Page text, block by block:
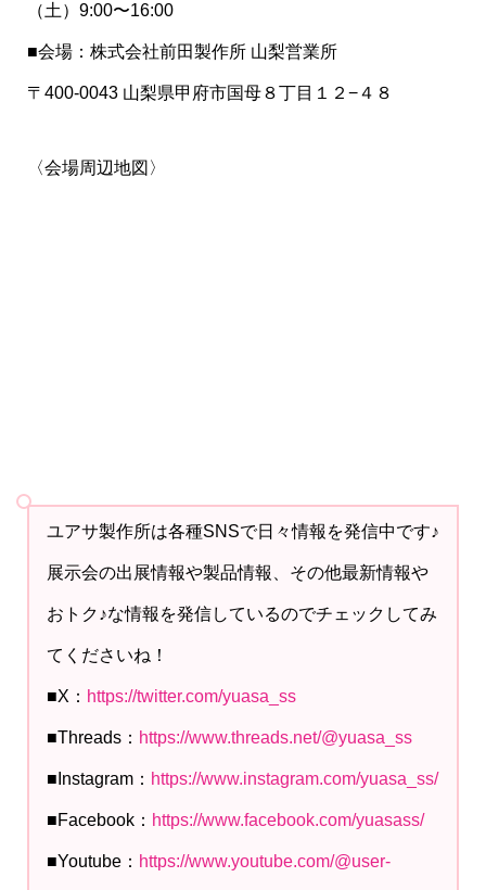
（土）9:00〜16:00
■会場：株式会社前田製作所 山梨営業所
〒400-0043 山梨県甲府市国母８丁目１２−４８
〈会場周辺地図〉
ユアサ製作所は各種SNSで日々情報を発信中です♪
展示会の出展情報や製品情報、その他最新情報や
おトク♪な情報を発信しているのでチェックしてみ
てくださいね！
■X： https://twitter.com/yuasa_ss
■Threads： https://www.threads.net/@yuasa_ss
■Instagram： https://www.instagram.com/yuasa_ss/
■Facebook： https://www.facebook.com/yuasass/
■Youtube： https://www.youtube.com/@user-